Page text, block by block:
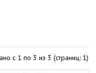
с 1 по 3 из 3 (страниц: 1)